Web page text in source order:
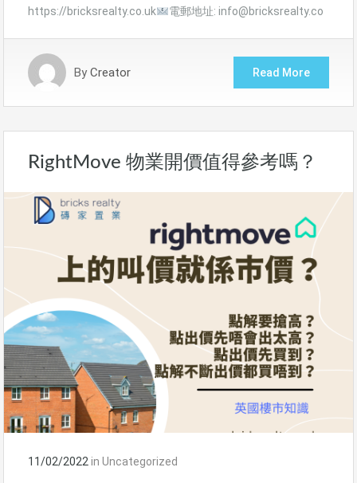
https://bricksrealty.co.uk
電郵地址: info@bricksrealty.co
By Creator Read More
RightMove 物業開價值得參考嗎？
11/02/2022 in Uncategorized